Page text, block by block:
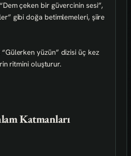
“Dem çeken bir güvercinin sesi”,
gibi doğa betimlemeleri, şiire
“Gülerken yüzün” dizisi üç kez
ritmini oluşturur.
Katmanları